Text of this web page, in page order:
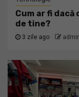
Cum ar fi
de tine?
3 zile ago